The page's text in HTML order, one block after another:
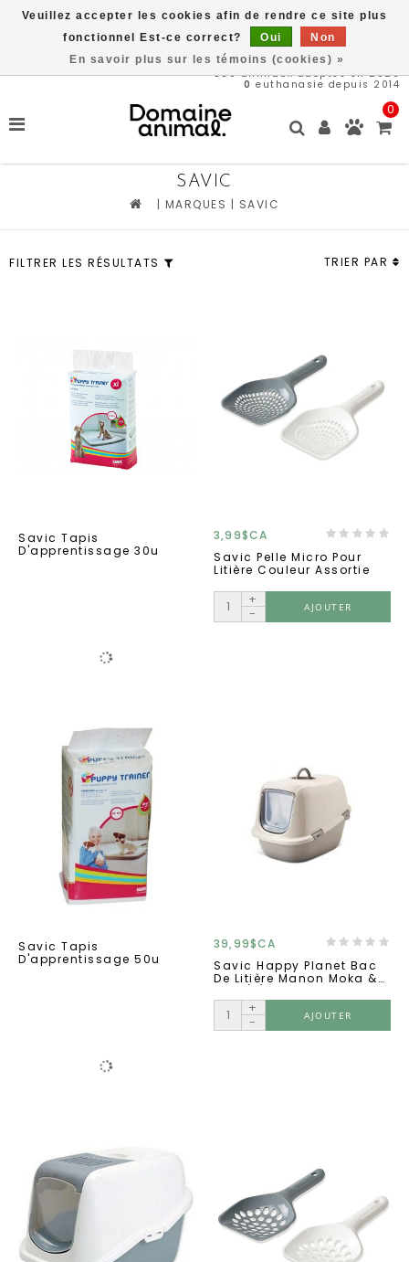
569animaux adoptés en 2026
0 euthanasie depuis 2014
0
SAVIC
| MARQUES | SAVIC
FILTRER LES RÉSULTATS TRIER PAR
Savic Tapis
D'apprentissage 30u
3,99$CA
Savic Pelle Micro Pour
Litière Couleur Assortie
+
-
AJOUTER
Savic Tapis
D'apprentissage 50u
39,99$CA
Savic Happy Planet Bac
De Litière Manon Moka &
+
-
AJOUTER
Veuillez accepter les cookies afin de rendre ce site plus
fonctionnel Est-ce correct?
Oui
Non
En savoir plus sur les témoins (cookies) »
Livraison gratuite à partir de 89$*